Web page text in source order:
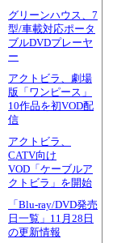
グリーンハウス、7
型/車載対応ポータ
ブルDVDプレーヤ
ー
アクトビラ、劇場
版「ワンピース」
10作品を初VOD配
信
アクトビラ、
CATV向け
VOD「ケーブルア
クトビラ」を開始
「Blu-ray/DVD発売
日一覧」11月28日
の更新情報